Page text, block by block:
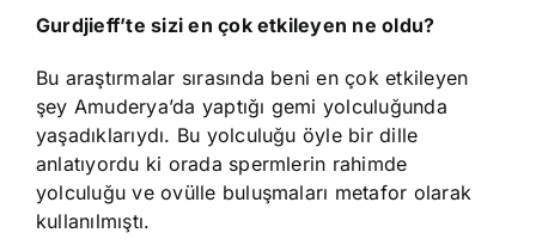
Gurdjieff’te sizi en çok etkileyen ne oldu?
Bu araştırmalar sırasında beni en çok etkileyen
şey Amuderya’da yaptığı gemi yolculuğunda
yaşadıklarıydı. Bu yolculuğu öyle bir dille
anlatıyordu ki orada spermlerin rahimde
yolculuğu ve ovülle buluşmaları metafor olarak
kullanılmıştı.